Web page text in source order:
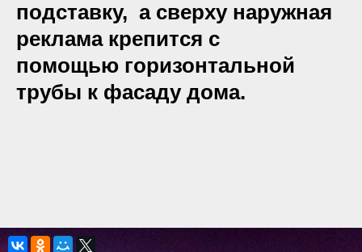
подставку, а сверху наружная
реклама крепится с
помощью горизонтальной
трубы к фасаду дома.